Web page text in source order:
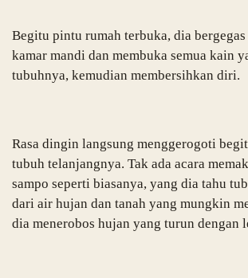
Begitu pintu rumah terbuka, dia
kamar mandi dan membuka semua kain
tubuhnya, kemudian membersihkan diri.
Rasa dingin langsung menggerogoti
tubuh telanjangnya. Tak ada acara
sampo seperti biasanya, yang dia tahu
dari air hujan dan tanah yang mungkin
dia menerobos hujan yang turun dengan